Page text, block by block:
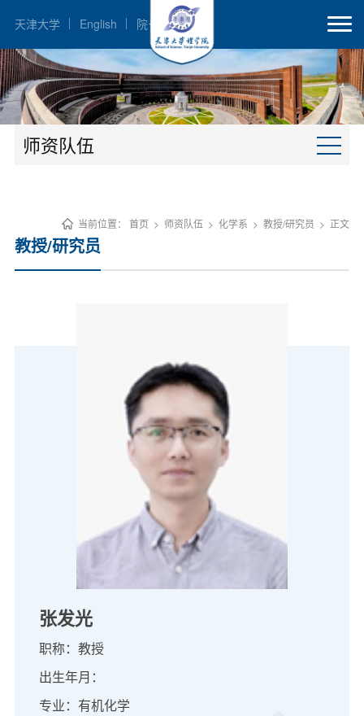
天津大学 English 院长邮箱
师资队伍
当前位置：首页 > 师资队伍 >化学系 >教授/研究员 > 正文
教授/研究员
张发光
职称：教授
出生年月：
专业：有机化学